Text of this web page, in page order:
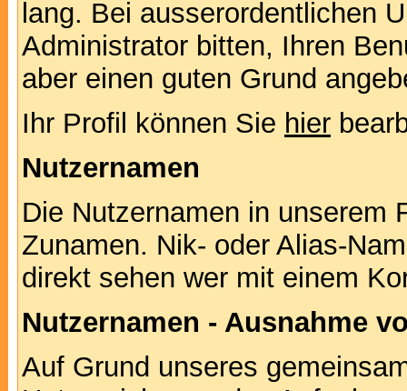
lang. Bei ausserordentlichen
Administrator bitten, Ihren
aber einen guten Grund
Ihr Profil können Sie hier
Nutzernamen
Die Nutzernamen in unserem
Zunamen. Nik- oder Alias-
direkt sehen wer mit einem
Nutzernamen - Ausnahme
Auf Grund unseres